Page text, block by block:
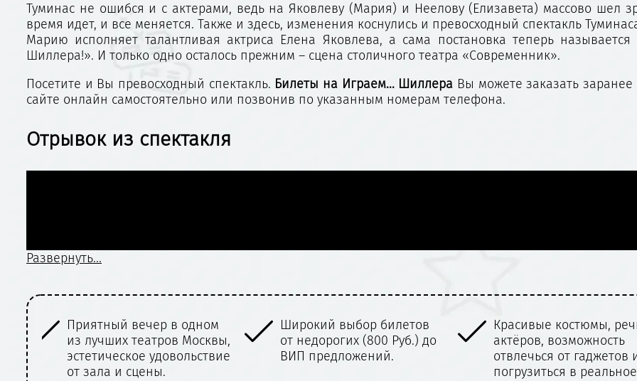
Туминас не ошибся и с актерами, ведь на Яковлеву (Мария) и Неелову (Елизавета) массово шел
время идет, и все меняется. Также и здесь, изменения коснулись и превосходный спектакль
Марию исполняет талантливая актриса Елена Яковлева, а сама постановка теперь называется
Шиллера!». И только одно осталось прежним – сцена столичного театра «Современник».
Посетите и Вы превосходный спектакль. Билеты на Играем... Шиллера Вы можете заказать
сайте онлайн самостоятельно или позвонив по указанным номерам телефона.
Отрывок из спектакля
Развернуть...
Широкий выбор билетов
от недорогих (800 Руб.) до
ВИП предложений.
Красивые костюмы, речь
актёров, возможность
отвлечься от гаджетов и
Вас ждет
игра известных
их энергия и
переживания.